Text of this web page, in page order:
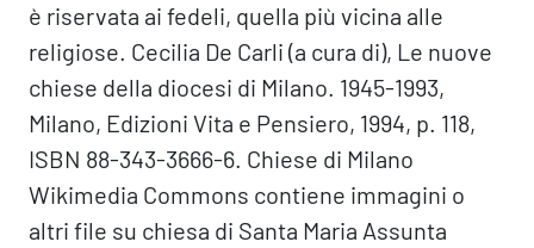
è riservata ai fedeli, quella più vicina alle
religiose. Cecilia De Carli (a cura di), Le nuove
chiese della diocesi di Milano. 1945-1993,
Milano, Edizioni Vita e Pensiero, 1994, p. 118,
ISBN 88-343-3666-6. Chiese di Milano
Wikimedia Commons contiene immagini o
altri file su chiesa di Santa Maria Assunta